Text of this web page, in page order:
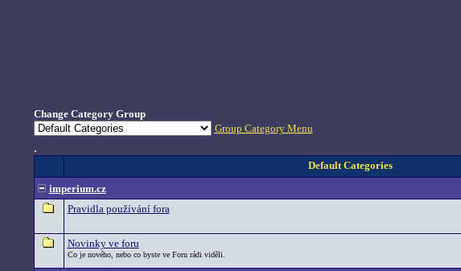
Change Category Group
Group Category Menu
.
Default Categories
imperium.cz
Pravidla používání fora
Novinky ve foru
Co je nového, nebo co byste ve Foru rádi viděli.